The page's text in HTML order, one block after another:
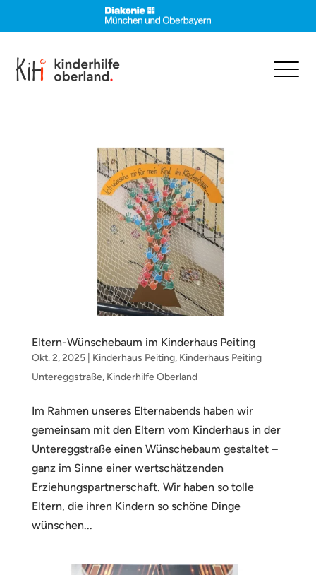
Eltern-Wünschebaum im Kinderhaus Peiting
Okt. 2, 2025| Kinderhaus Peiting, Kinderhaus Peiting
Untereggstraße, Kinderhilfe Oberland
Im Rahmen unseres Elternabends haben wir
gemeinsam mit den Eltern vom Kinderhaus in der
Untereggstraße einen Wünschebaum gestaltet –
ganz im Sinne einer wertschätzenden
Erziehungspartnerschaft. Wir haben so tolle
Eltern, die ihren Kindern so schöne Dinge
wünschen...